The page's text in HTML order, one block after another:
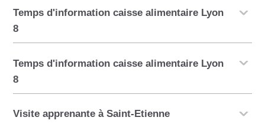
Temps d'information caisse alimentaire Lyon
8
Temps d'information caisse alimentaire Lyon
8
Visite apprenante à Saint-Etienne